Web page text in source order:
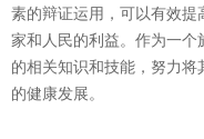
素的辩证运用，可以有效
家和人民的利益。作为一
的相关知识和技能，努力
的健康发展。